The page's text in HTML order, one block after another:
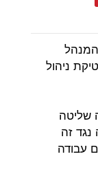
ניהול
שליטה
זה
עבודה